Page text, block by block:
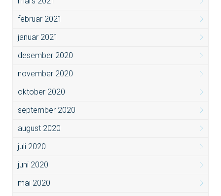
februar 2021
januar 2021
desember 2020
november 2020
oktober 2020
september 2020
august 2020
juli 2020
juni 2020
mai 2020